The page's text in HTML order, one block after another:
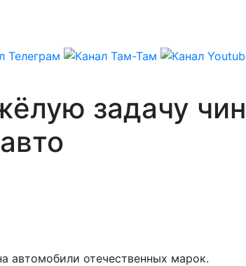
задачу
автомобили отечественных марок.